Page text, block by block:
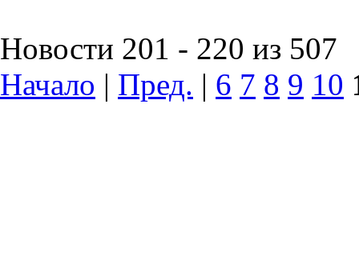
Новости 201 - 220 из 507
Начало | Пред. | 6 7 8 9 10